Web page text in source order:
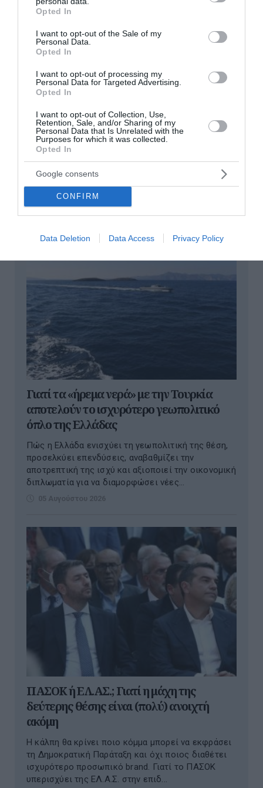
grant or deny consent to Google and its third-party tags to
use your data for below specified purposes in below Google
consent section.
Opted In
I want to opt-out of the Sale of my
Personal Data.
Opted In
I want to opt-out of processing my
Personal Data for Targeted Advertising.
Opted In
I want to opt-out of Collection, Use,
Retention, Sale, and/or Sharing of my
Personal Data that Is Unrelated with the
Purposes for which it was collected.
Opted In
Google consents
CONFIRM
Data Deletion Data Access Privacy Policy
Ο δρόμος προς το 2027 και η κρίση
αξιοπιστίας της αντιπολίτευσης
Η πολιτική εικόνα της αντιπολίτευσης, οι
εσωτερικές αντιφάσεις των κομμάτων και ο
τρόπος με τον οποίο ενισχύεται η κυριαρχία του
Κυριάκου Μητσοτάκη στο πολιτικό σκηνικό.
07 Αυγούστου 2026
Γιατί τα «ήρεμα νερά» με την Τουρκία
αποτελούν το ισχυρότερο γεωπολιτικό
όπλο της Ελλάδας
Πώς η Ελλάδα ενισχύει τη γεωπολιτική της θέση,
προσελκύει επενδύσεις, αναβαθμίζει την
αποτρεπτική της ισχύ και αξιοποιεί την οικονομική
διπλωματία για να διαμορφώσει νέες...
ΠΑΣΟΚ ή ΕΛ.ΑΣ.; Γιατί η μάχη της
δεύτερης θέσης είναι (πολύ) ανοιχτή
ακόμη
Η κάλπη θα κρίνει ποιο κόμμα μπορεί να εκφράσει
τη Δημοκρατική Παράταξη και όχι ποιος διαθέτει
ισχυρότερο προσωπικό brand. Γιατί το ΠΑΣΟΚ
υπερισχύει της ΕΛ.Α.Σ. στην επιδ...